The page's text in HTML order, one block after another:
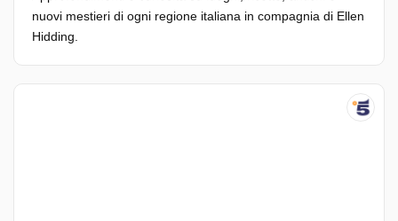
nuovi mestieri di ogni regione italiana in compagnia di Ellen
Hidding.